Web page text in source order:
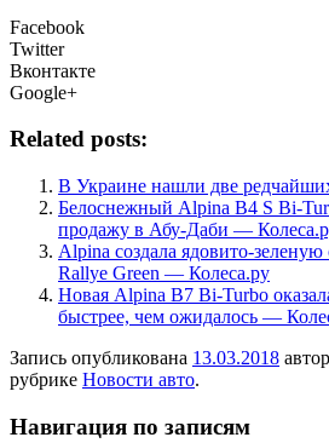
Facebook
Twitter
Вконтакте
Google+
Related posts:
В Украине нашли две
Белоснежный Alpina B4 S Bi-
продажу в Абу-Даби —
Alpina создала ядовито-
Rallye Green — Колеса.ру
Новая Alpina B7 Bi-Turbo
быстрее, чем ожидалось —
Запись опубликована 13.03.2018
рубрике Новости авто.
Навигация по записям